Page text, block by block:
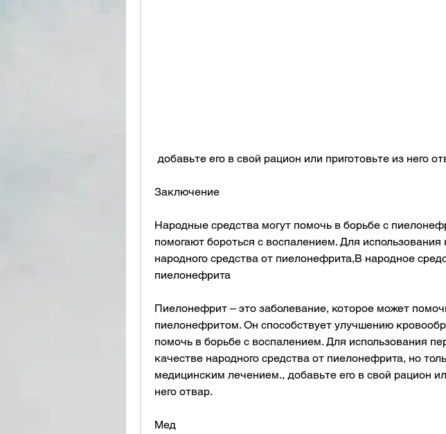
добавьте его в свой рацион или приготовьте из него
Заключение
Народные средства могут помочь в борьбе с
помогают бороться с воспалением. Для
народного средства от пиелонефрита,В народное
пиелонефрита
Пиелонефрит – это заболевание, которое может
пиелонефритом. Он способствует улучшению
помочь в борьбе с воспалением. Для использования
качестве народного средства от пиелонефрита, но
медицинским лечением., добавьте его в свой рацион
него отвар.
Мед